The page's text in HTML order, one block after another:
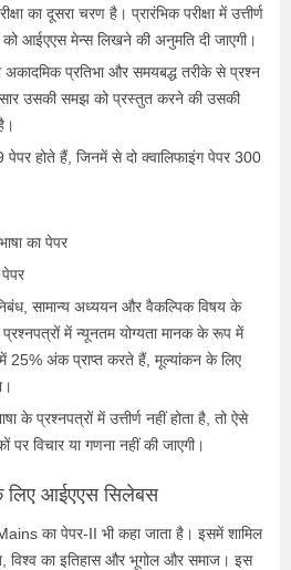
का दूसरा चरण है। प्रारंभिक परीक्षा में उत्तीर्ण
को आईएएस मेन्स लिखने की अनुमति दी जाएगी।
अकादमिक प्रतिभा और समयबद्ध तरीके से प्रश्न
उसकी समझ को प्रस्तुत करने की उसकी
पेपर होते हैं, जिनमें से दो क्वालिफाइंग पेपर 300
का पेपर
सामान्य अध्ययन और वैकल्पिक विषय के
में न्यूनतम योग्यता मानक के रूप में
में 25% अंक प्राप्त करते हैं, मूल्यांकन के लिए
के प्रश्नपत्रों में उत्तीर्ण नहीं होता है, तो ऐसे
पर विचार या गणना नहीं की जाएगी।
आईएएस सिलेबस
का पेपर-II भी कहा जाता है। इसमें शामिल
विश्व का इतिहास और भूगोल और समाज। इस